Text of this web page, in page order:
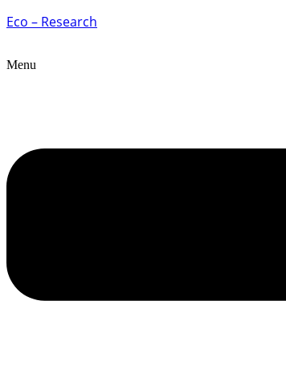
Eco – Research
Menu